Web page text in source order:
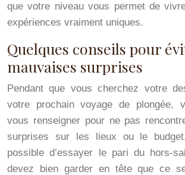
que votre niveau vous permet de
expériences vraiment uniques.
Quelques conseils pour
mauvaises surprises
Pendant que vous cherchez votre
votre prochain voyage de plongée,
vous renseigner pour ne pas
surprises sur les lieux ou le
possible d’essayer le pari du hors-
devez bien garder en tête que ce